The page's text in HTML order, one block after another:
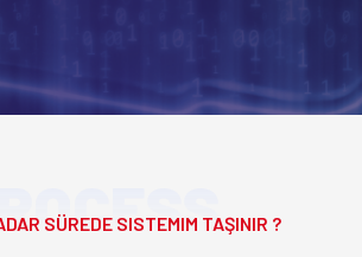
SÜREDE SISTEMIM TAŞINIR ?